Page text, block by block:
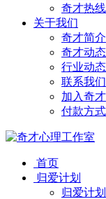
奇才热
关于我们
奇才简介
奇才动态
行业动态
联系我们
加入奇才
付款方式
首页
归爱计划
归爱计